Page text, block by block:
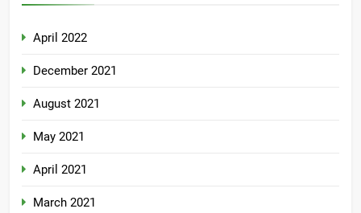
April 2022
December 2021
August 2021
May 2021
April 2021
March 2021